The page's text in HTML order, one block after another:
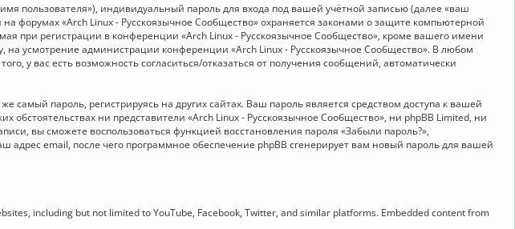
пользователя»), индивидуальный пароль для входа под вашей учётной записью (далее «ваш
«Arch Linux - Русскоязычное Сообщество» охраняется законами о защите компьютерной
регистрации в конференции «Arch Linux - Русскоязычное Сообщество», кроме вашего имени
на усмотрение администрации конференции «Arch Linux - Русскоязычное Сообщество». В любом
у вас есть возможность согласиться/отказаться от получения сообщений, автоматически
пароль, регистрируясь на других сайтах. Ваш пароль является средством доступа к вашей
обстоятельствах ни представители «Arch Linux - Русскоязычное Сообщество», ни phpBB Limited, ни
вы сможете воспользоваться функцией восстановления пароля «Забыли пароль?»,
email, после чего программное обеспечение phpBB сгенерирует вам новый пароль для вашей
including but not limited to YouTube, Facebook, Twitter, and similar platforms. Embedded content from